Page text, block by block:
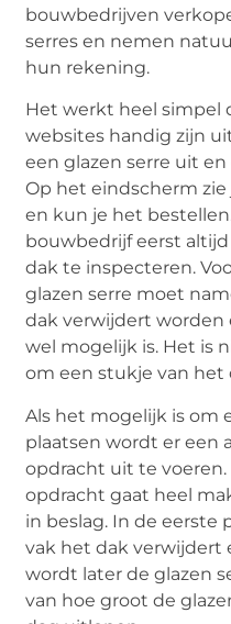
bouwbedrijven
serres en nemen
hun rekening.
Het werkt heel simpel
websites handig zijn
een glazen serre uit
Op het eindscherm
en kun je het
bouwbedrijf eerst
dak te inspecteren.
glazen serre moet
dak verwijdert
wel mogelijk is. Het is
om een stukje van het
Als het mogelijk is om
plaatsen wordt er een
opdracht uit te
opdracht gaat heel
in beslag. In de eerste
vak het dak verwijdert
wordt later de glazen
van hoe groot de